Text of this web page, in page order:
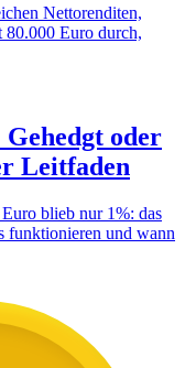
Nettorenditen,
80.000 Euro durch,
oder
Leitfaden
blieb nur 1%: das
funktionieren und wann